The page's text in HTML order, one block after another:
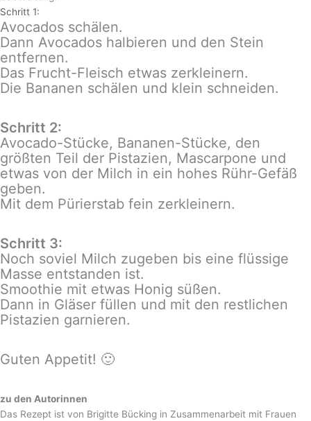
Schritt 1:
Avocados schälen.
Dann Avocados halbieren und den Stein
entfernen.
Das Frucht-Fleisch etwas zerkleinern.
Die Bananen schälen und klein schneiden.
Schritt 2:
Avocado-Stücke, Bananen-Stücke, den
größten Teil der Pistazien, Mascarpone und
etwas von der Milch in ein hohes Rühr-Gefäß
geben.
Mit dem Pürierstab fein zerkleinern.
Schritt 3:
Noch soviel Milch zugeben bis eine flüssige
Masse entstanden ist.
Smoothie mit etwas Honig süßen.
Dann in Gläser füllen und mit den restlichen
Pistazien garnieren.
Guten Appetit! 🙂
zu den Autorinnen
Das Rezept ist von Brigitte Bücking in Zusammenarbeit mit Frauen